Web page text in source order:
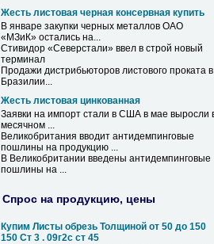
Жесть листовая черная консервная купить
В январе закупки черных металлов ОАО
«МЗиК» остались на...
Стивидор «Северстали» ввел в строй новый
терминал
Продажи дистрибьюторов листового проката в
Бразилии...
Жесть листовая цинкованная
Заявки на импорт стали в США в мае выросли
месячном ...
Великобритания вводит антидемпинговые
пошлины на продукцию ...
В Великобритании введены антидемпинговые
пошлины на ...
Спрос на продукцию, цены
Купим Листы обрезь Толщиной от 50 до 150
150 Ст 3 . 09г2с ст 45